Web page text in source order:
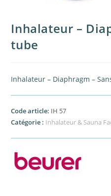
Inhalateur –
tube
Inhalateur – Diaphragm –
Code article: IH 57
Catégorie : Inhalateur & Sauna